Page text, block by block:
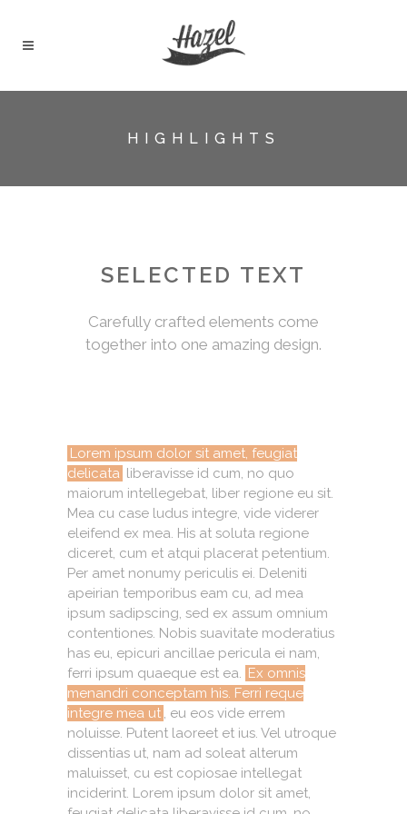
HIGHLIGHTS
SELECTED TEXT
Carefully crafted elements come
together into one amazing design.
Lorem ipsum dolor sit amet, feugiat
delicata liberavisse id cum, no quo
maiorum intellegebat, liber regione eu sit.
Mea cu case ludus integre, vide viderer
eleifend ex mea. His at soluta regione
diceret, cum et atqui placerat petentium.
Per amet nonumy periculis ei. Deleniti
apeirian temporibus eam cu, ad mea
ipsum sadipscing, sed ex assum omnium
contentiones. Nobis suavitate moderatius
has eu, epicuri ancillae pericula ei nam,
ferri ipsum quaeque est ea. Ex omnis
menandri conceptam his. Ferri reque
integre mea ut , eu eos vide errem
noluisse. Putent laoreet et ius. Vel utroque
dissentias ut, nam ad soleat alterum
maluisset, cu est copiosae intellegat
inciderint. Lorem ipsum dolor sit amet,